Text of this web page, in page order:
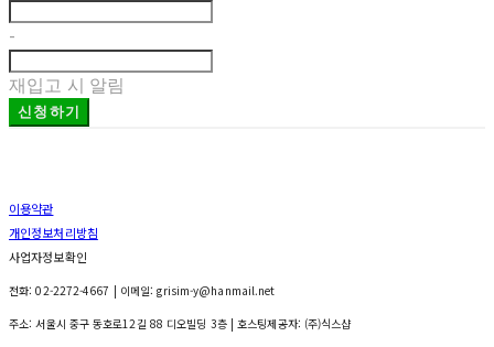
-
재입고 시 알림
신청하기
이용약관
개인정보처리방침
사업자정보확인
전화: 02-2272-4667 | 이메일: grisim-y@hanmail.net
주소: 서울시 중구 동호로12길 88 디오빌딩 3층| 호스팅제공자: (주)식스샵